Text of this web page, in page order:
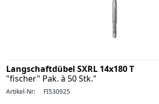
Langschaftdübel SXRL 14x180 T
"fischer" Pak. à 50 Stk."
Artikel-Nr: FI530925